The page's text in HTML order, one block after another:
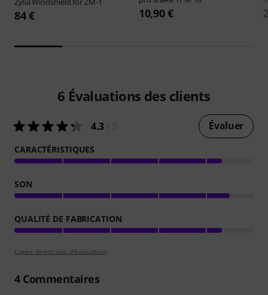
84 € 10,90 €
6 Évaluations des clients
4.3 Évaluer
CARACTÉRISTIQUES
SON
QUALITÉ DE FABRICATION
Lignes directrices d'évaluation
4Commentaires